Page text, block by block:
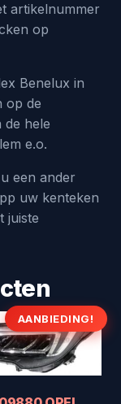
artikelnummer
op
Benelux in
op de
hele
e.o.
een ander
uw kenteken
juiste
AANBIEDING!